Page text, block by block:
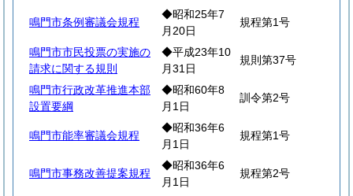
鳴門市条例審議会規程
◆昭和25年7
月20日
規程第1号
鳴門市市民投票の実施の
請求に関する規則
◆平成23年10
月31日
規則第37号
鳴門市行政改革推進本部
設置要綱
◆昭和60年8
月1日
訓令第2号
鳴門市能率審議会規程
◆昭和36年6
月1日
規程第1号
鳴門市事務改善提案規程
◆昭和36年6
月1日
規程第2号